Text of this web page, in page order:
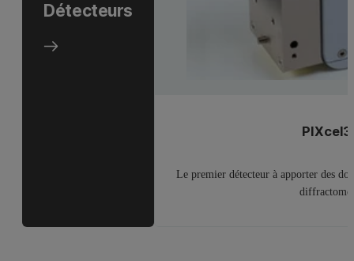
Détecteurs
Le premier détecteur à apporter des